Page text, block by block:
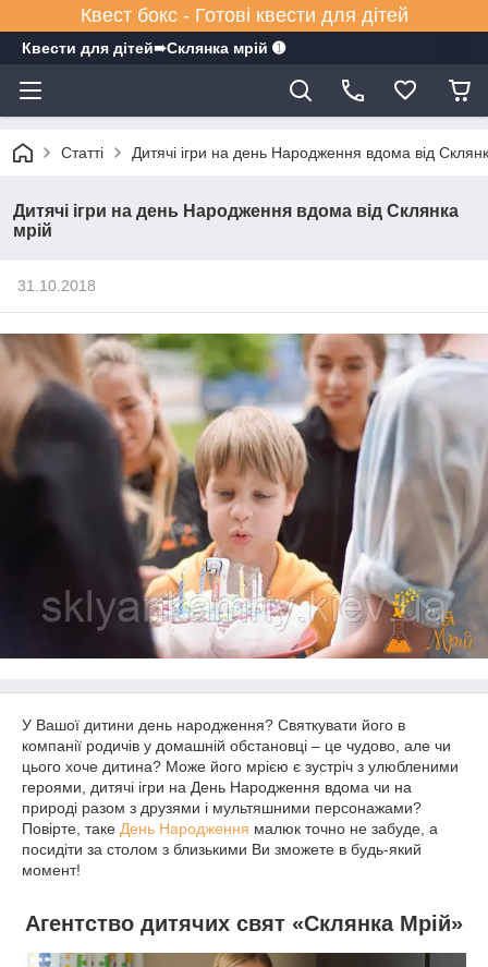
Квест бокс - Готові квести для дітей
Квести для дітей➠Склянка мрiй ➊
Статті Дитячі ігри на день Народження вдома від
Дитячі ігри на день Народження вдома від Склянка
мрій
31.10.2018
У Вашої дитини день народження? Святкувати його в
компанії родичів у домашній обстановці – це чудово, але чи
цього хоче дитина? Може його мрією є зустріч з улюбленими
героями, дитячі ігри на День Народження вдома чи на
природі разом з друзями і мультяшними персонажами?
Повірте, таке День Народження малюк точно не забуде, а
посидіти за столом з близькими Ви зможете в будь-який
момент!
Агентство дитячих свят «Склянка Мрій»